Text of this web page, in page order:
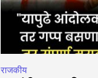
राजकीय